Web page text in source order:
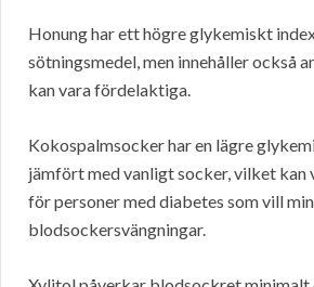
Honung har ett högre glykemiskt
sötningsmedel, men innehåller också
kan vara fördelaktiga.
Kokospalmsocker har en lägre
jämfört med vanligt socker, vilket
för personer med diabetes som vill
blodsockersvängningar.